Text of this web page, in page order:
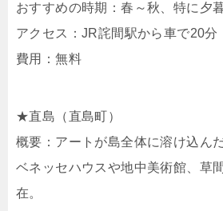
おすすめの時期：春～秋、特に夕
アクセス：JR詫間駅から車で20分
費用：無料
★直島（直島町）
概要：アートが島全体に溶け込ん
ベネッセハウスや地中美術館、草
在。